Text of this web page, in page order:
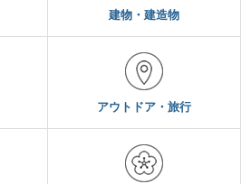
建物・建造物
アウトドア・旅行